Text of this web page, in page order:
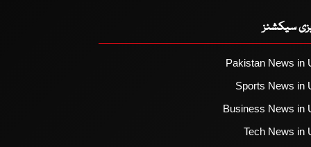
سیکشنز
Pakistan News in
Sports News in
Business News in
Tech News in